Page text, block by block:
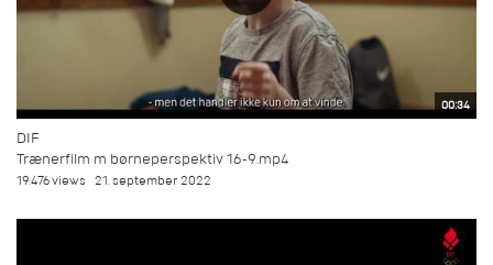
00:34
DIF
Trænerfilm m børneperspektiv 16-9.mp4
19.476 views 21. september 2022